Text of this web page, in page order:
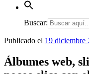
Buscar:
Publicado el 19 diciembre
Álbumes web,